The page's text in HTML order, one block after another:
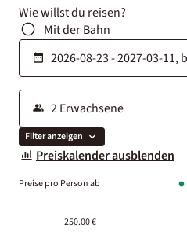
Wie willst du reisen?
Mit der Bahn
Filter anzeigen
Preiskalender ausblenden
Preise pro Person ab
250.00 €